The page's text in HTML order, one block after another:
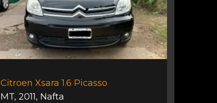
Citroen Xsara 1.6 Picasso
MT, 2011, Nafta